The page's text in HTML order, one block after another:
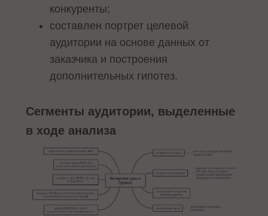
конкуренты;
составлен портрет целевой
аудитории на основе данных от
заказчика и построения
дополнительных гипотез.
Сегменты аудитории, выделенные
в ходе анализа